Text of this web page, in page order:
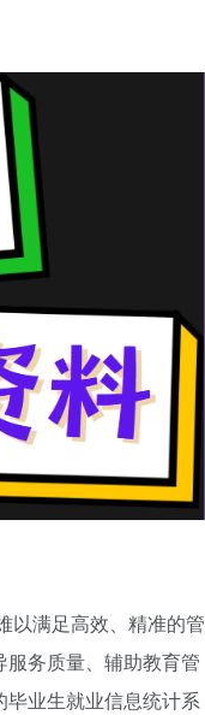
以满足高效、精准的管
服务质量、辅助教育管
业生就业信息统计系